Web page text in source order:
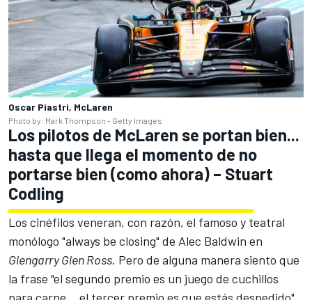
Oscar Piastri, McLaren
Photo by: Mark Thompson - Getty Images
Los pilotos de McLaren se portan bien...
hasta que llega el momento de no
portarse bien (como ahora) – Stuart
Codling
Los cinéfilos veneran, con razón, el famoso y teatral
monólogo "always be closing" de Alec Baldwin en
Glengarry Glen Ross. Pero de alguna manera siento que
la frase "el segundo premio es un juego de cuchillos